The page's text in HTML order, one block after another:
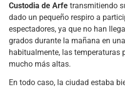
Custodia de Arfetransmitiendo
dado un pequeño respiro a
espectadores, ya que no han
grados durante la mañana en
habitualmente, las temperaturas
mucho más altas.
En todo caso, la ciudad estaba